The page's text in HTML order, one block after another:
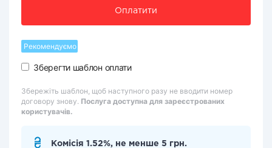
Оплатити
Рекомендуємо
Зберегти шаблон оплати
Збережіть шаблон, щоб наступного разу не вводити номер
договору знову. Послуга доступна для зареєстрованих
користувачів.
Комісія 1.52%, не менше 5 грн.